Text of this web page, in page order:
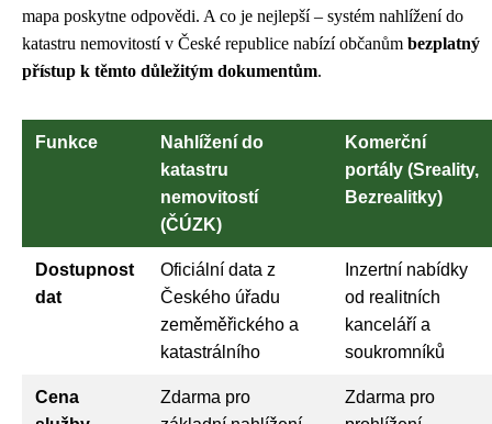
mapa poskytne odpovědi. A co je nejlepší – systém nahlížení do
katastru nemovitostí v České republice nabízí občanům bezplatný
přístup k těmto důležitým dokumentům.
Funkce
Nahlížení do
katastru
nemovitostí
(ČÚZK)
Komerční
portály (Sreality,
Bezrealitky)
Dostupnost
dat
Oficiální data z
Českého úřadu
zeměměřického a
katastrálního
Inzertní nabídky
od realitních
kanceláří a
soukromníků
Cena
Zdarma pro
Zdarma pro